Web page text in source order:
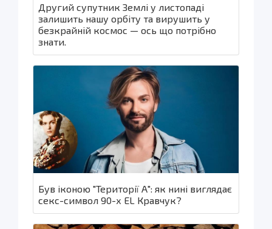
Другий супутник Землі у листопаді
залишить нашу орбіту та вирушить у
безкрайній космос — ось що потрібно
знати.
Був іконою "Території А": як нині виглядає
секс-символ 90-х EL Кравчук?